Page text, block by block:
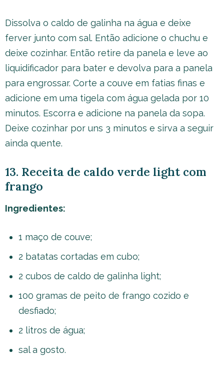
Dissolva o caldo de galinha na água e deixe
ferver junto com sal. Então adicione o chuchu e
deixe cozinhar. Então retire da panela e leve ao
liquidificador para bater e devolva para a panela
para engrossar. Corte a couve em fatias finas e
adicione em uma tigela com água gelada por 10
minutos. Escorra e adicione na panela da sopa.
Deixe cozinhar por uns 3 minutos e sirva a seguir
ainda quente.
13. Receita de caldo verde light com
frango
Ingredientes:
1 maço de couve;
2 batatas cortadas em cubo;
2 cubos de caldo de galinha light;
100 gramas de peito de frango cozido e
desfiado;
2 litros de água;
sal a gosto.